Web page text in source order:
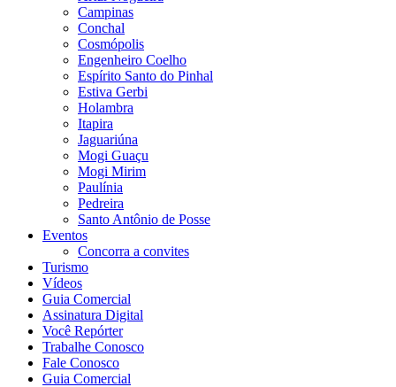
Campinas
Conchal
Cosmópolis
Engenheiro Coelho
Espírito Santo do Pinhal
Estiva Gerbi
Holambra
Itapira
Jaguariúna
Mogi Guaçu
Mogi Mirim
Paulínia
Pedreira
Santo Antônio de Posse
Eventos
Concorra a convites
Turismo
Vídeos
Guia Comercial
Assinatura Digital
Você Repórter
Trabalhe Conosco
Fale Conosco
Guia Comercial